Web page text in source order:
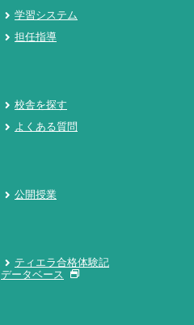
学習システム
担任指導
校舎を探す
よくある質問
公開授業
ティエラ合格体験記
データベース